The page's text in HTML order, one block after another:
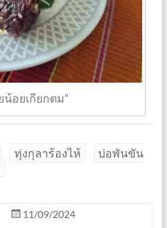
อยเกียกตม"
ทุ่งกุลาร้องไห้
บ่อพันขัน
11/09/2024